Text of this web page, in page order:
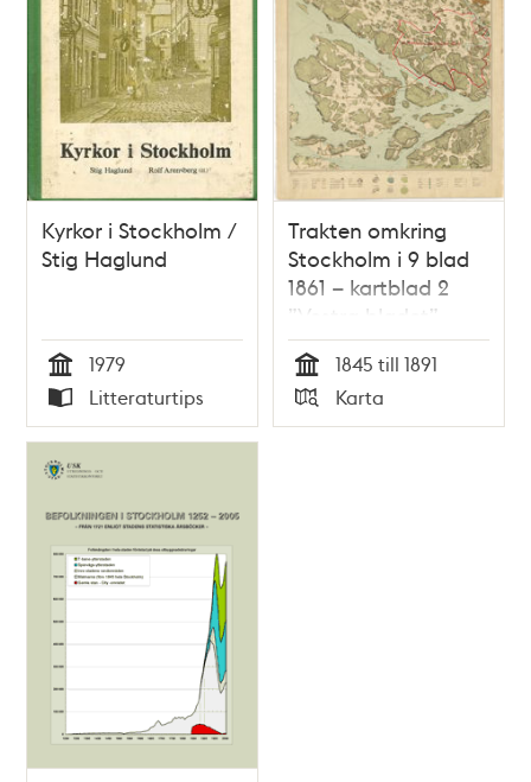
Kyrkor i Stockholm /
Stig Haglund
Tid
1979
Typ
Litteraturtips
Trakten omkring
Stockholm i 9 blad
1861 – kartblad 2
”Vestra bladet”,
översett 1891
Tid
1845 till 1891
Typ
Karta